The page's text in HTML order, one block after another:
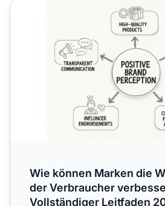
Wie können Marken die
Wie können Marken die
der Verbraucher
Vollständiger Leitfaden